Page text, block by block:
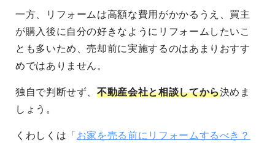
一方、リフォームは高額な費用がかかるうえ、買主
が購入後に自分の好きなようにリフォームしたいこ
とも多いため、売却前に実施するのはあまりおすす
めではありません。
独自で判断せず、不動産会社と相談してから決めま
しょう。
くわしくは「 お家を売る前にリフォームするべき？